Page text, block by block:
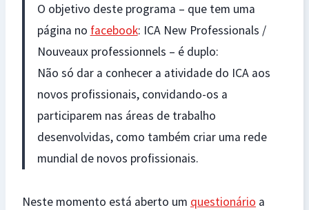
O objetivo deste programa – que tem uma
página no facebook: ICA New Professionals /
Nouveaux professionnels – é duplo:
Não só dar a conhecer a atividade do ICA aos
novos profissionais, convidando-os a
participarem nas áreas de trabalho
desenvolvidas, como também criar uma rede
mundial de novos profissionais.
Neste momento está aberto um questionário a